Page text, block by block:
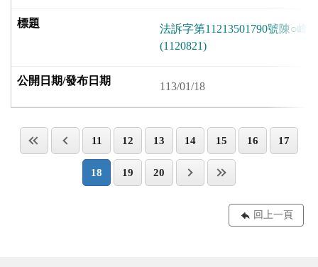
法訴字第11213501790號陳○峰
(1120821)
113/01/18
11 12 13 14 15 16 17
18 19 20
回上一頁